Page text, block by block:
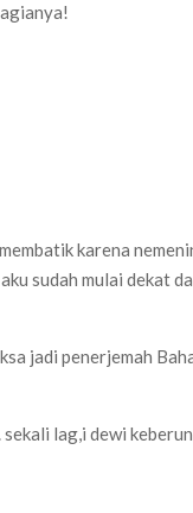
karena
sudah mulai dekat
jadi penerjemah
lag,i dewi